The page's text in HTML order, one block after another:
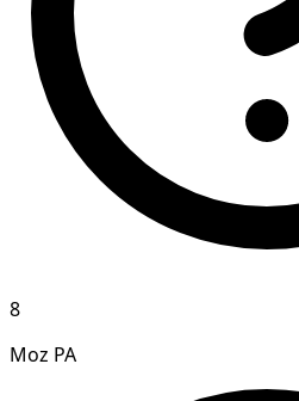
8
Moz PA